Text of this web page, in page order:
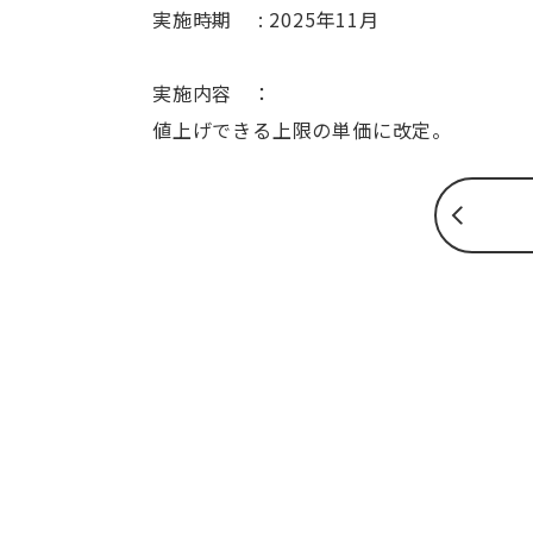
実施時期 : 2025年11月
実施内容 ：
値上げできる上限の単価に改定。